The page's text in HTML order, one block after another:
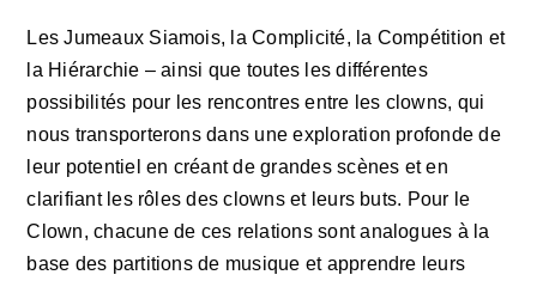
Les Jumeaux Siamois, la Complicité, la Compétition et
la Hiérarchie – ainsi que toutes les différentes
possibilités pour les rencontres entre les clowns, qui
nous transporterons dans une exploration profonde de
leur potentiel en créant de grandes scènes et en
clarifiant les rôles des clowns et leurs buts. Pour le
Clown, chacune de ces relations sont analogues à la
base des partitions de musique et apprendre leurs